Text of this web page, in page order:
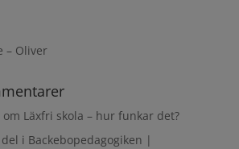
– Oliver
om Läxfri skola – hur funkar det?
i Backebopedagogiken |